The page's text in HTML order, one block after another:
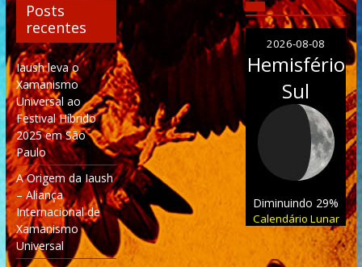
Posts
recentes
Iaush leva o
Xamanismo
Universal ao
Festival Híbrido
2025 em São
Paulo
A Origem da Iaush
– Aliança
Internacional de
Xamanismo
Universal
2026-08-08
Hemisfério
Sul
Diminuindo 29%
Calendário Lunar